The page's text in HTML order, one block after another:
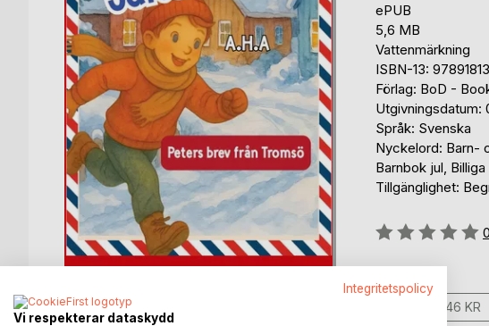
ePUB
5,6 MB
Vattenmärkning
ISBN-13:
Förlag: BoD -
Utgivningsdatum:
Språk: Svenska
Nyckelord: Barn-
Barnbok jul,
Tillgänglighet:
Betyg::
0
79,46 KR
Integritetspolicy
Vi respekterar dataskydd